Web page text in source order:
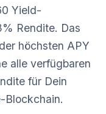
Yield-
Rendite. Das
höchsten APY
alle verfügbaren
für Dein
Blockchain.